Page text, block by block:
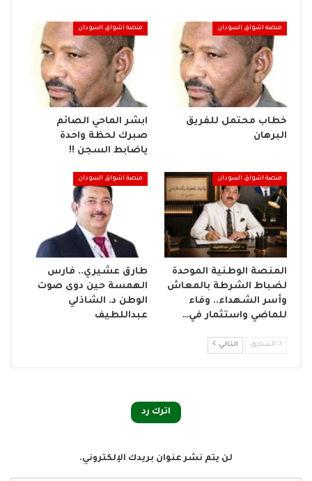
منصة اشواق السودان
خطاب محتمل للفريق
البرهان
منصة اشواق السودان
ابشر الماحي الصائم
صبرك لحظة واحدة
ياضابط السجن !!
منصة اشواق السودان
المنصة الوطنية الموحدة
لضباط الشرطة بالمعاش
وأسر الشهداء.. وفاء
للماضي واستثمار في…
منصة اشواق السودان
طارق عشيري.. فارس
الهمسة حين دوى صوت
الوطن د. الشاذلي
عبداللطيف
السابق التالي
اترك رد
لن يتم نشر عنوان بريدك الإلكتروني.